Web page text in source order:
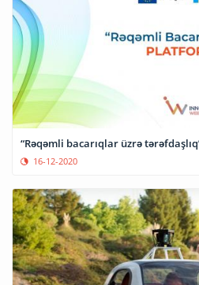
“Rəqəmli bacarıqlar üzrə
16-12-2020